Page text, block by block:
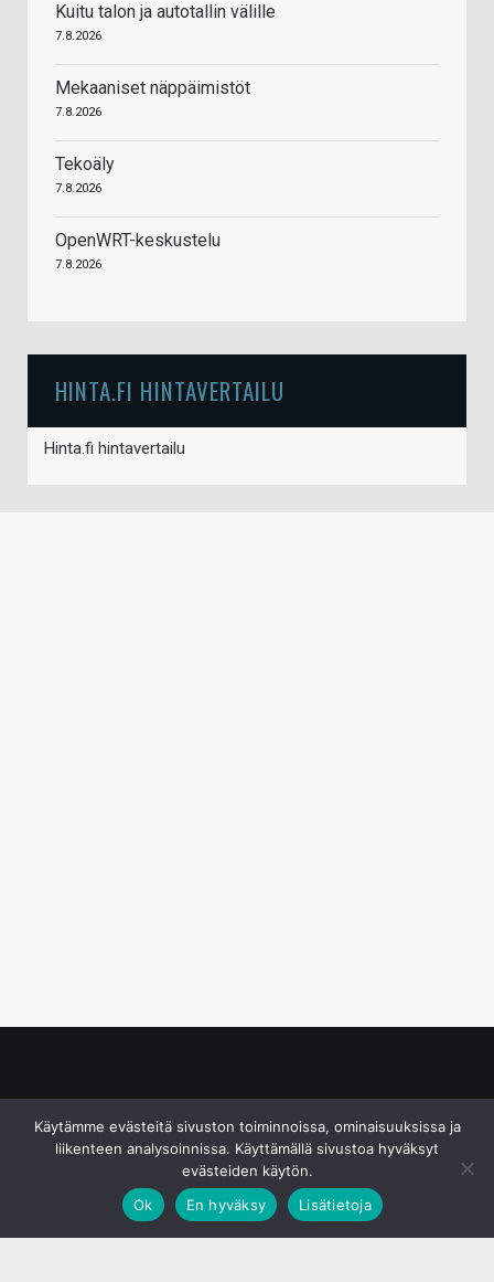
Kuitu talon ja autotallin välille
7.8.2026
Mekaaniset näppäimistöt
7.8.2026
Tekoäly
7.8.2026
OpenWRT-keskustelu
7.8.2026
HINTA.FI HINTAVERTAILU
Hinta.fi hintavertailu
Käytämme evästeitä sivuston toiminnoissa, ominaisuuksissa ja
liikenteen analysoinnissa. Käyttämällä sivustoa hyväksyt
evästeiden käytön.
Ok
En hyväksy Lisätietoja